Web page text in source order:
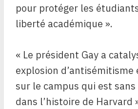
pour protéger les
liberté académique ».
« Le président Gay a
explosion d’antisémitisme
sur le campus qui est
dans l’histoire de Harvard